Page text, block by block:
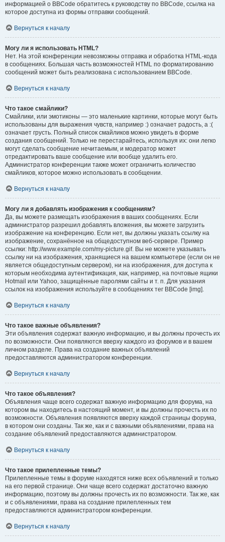
информацией о BBCode обратитесь к руководству по BBCode, ссылка на
которое доступна из формы отправки сообщений.
Вернуться к началу
Могу ли я использовать HTML?
Нет. На этой конференции невозможны отправка и обработка HTML-кода
в сообщениях. Большая часть возможностей HTML по форматированию
сообщений может быть реализована с использованием BBCode.
Вернуться к началу
Что такое смайлики?
Смайлики, или эмотиконы — это маленькие картинки, которые могут быть
использованы для выражения чувств, например :) означает радость, а :(
означает грусть. Полный список смайликов можно увидеть в форме
создания сообщений. Только не перестарайтесь, используя их: они легко
могут сделать сообщение нечитаемым, и модератор может
отредактировать ваше сообщение или вообще удалить его.
Администратор конференции также может ограничить количество
смайликов, которое можно использовать в сообщении.
Вернуться к началу
Могу ли я добавлять изображения к сообщениям?
Да, вы можете размещать изображения в ваших сообщениях. Если
администратор разрешил добавлять вложения, вы можете загрузить
изображение на конференцию. Если нет, вы должны указать ссылку на
изображение, сохранённое на общедоступном веб-сервере. Пример
ссылки: http://www.example.com/my-picture.gif. Вы не можете указывать
ссылку ни на изображения, хранящиеся на вашем компьютере (если он не
является общедоступным сервером), ни на изображения, для доступа к
которым необходима аутентификация, как, например, на почтовые ящики
Hotmail или Yahoo, защищённые паролями сайты и т. п. Для указания
ссылок на изображения используйте в сообщениях тег BBCode [img].
Вернуться к началу
Что такое важные объявления?
Эти объявления содержат важную информацию, и вы должны прочесть их
по возможности. Они появляются вверху каждого из форумов и в вашем
личном разделе. Права на создание важных объявлений
предоставляются администратором конференции.
Вернуться к началу
Что такое объявления?
Объявления чаще всего содержат важную информацию для форума, на
котором вы находитесь в настоящий момент, и вы должны прочесть их по
возможности. Объявления появляются вверху каждой страницы форума,
в котором они созданы. Так же, как и с важными объявлениями, права на
создание объявлений предоставляются администратором.
Вернуться к началу
Что такое прилепленные темы?
Прилепленные темы в форуме находятся ниже всех объявлений и только
на его первой странице. Они чаще всего содержат достаточно важную
информацию, поэтому вы должны прочесть их по возможности. Так же, как
и с объявлениями, права на создание прилепленных тем
предоставляются администратором конференции.
Вернуться к началу